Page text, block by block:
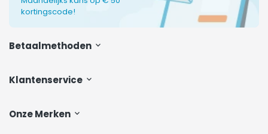
Klantenservice
Onze Merken
kortingscode!
Betaalmethoden